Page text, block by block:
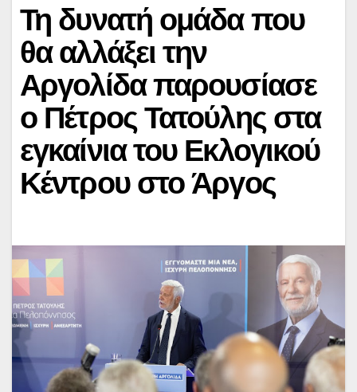
Τη δυνατή ομάδα που
θα αλλάξει την
Αργολίδα παρουσίασε
ο Πέτρος Τατούλης στα
εγκαίνια του Εκλογικού
Κέντρου στο Άργος